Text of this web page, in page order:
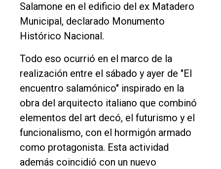
Cultura
Entrevistas
Fúnebres
Edición
Empresa
Nosotros
Contacto
Salamone en el edificio del ex Matadero
Municipal, declarado Monumento
Histórico Nacional.
Todo eso ocurrió en el marco de la
realización entre el sábado y ayer de "El
encuentro salamónico" inspirado en la
obra del arquitecto italiano que combinó
elementos del art decó, el futurismo y el
funcionalismo, con el hormigón armado
como protagonista. Esta actividad
además coincidió con un nuevo